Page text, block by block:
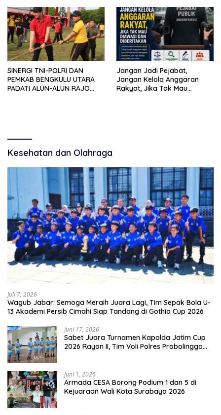
Masyarakat
SINERGI TNI-POLRI DAN
PEMKAB BENGKULU UTARA
PADATI ALUN-ALUN RAJO
Jangan Jadi Pejabat,
Jangan Kelola Anggaran
Rakyat, Jika Tak Mau
Kesehatan dan Olahraga
Juli 7, 2026
Wagub Jabar: Semoga Meraih Juara Lagi, Tim Sepak Bola U-
13 Akademi Persib Cimahi Siap Tandang di Gothia Cup 2026
Juni 17, 2026
Sabet Juara Turnamen Kapolda Jatim Cup
2026 Rayon II, Tim Voli Polres Probolinggo
Juni 1, 2026
Armada CESA Borong Podium 1 dan 5 di
Kejuaraan Wali Kota Surabaya 2026